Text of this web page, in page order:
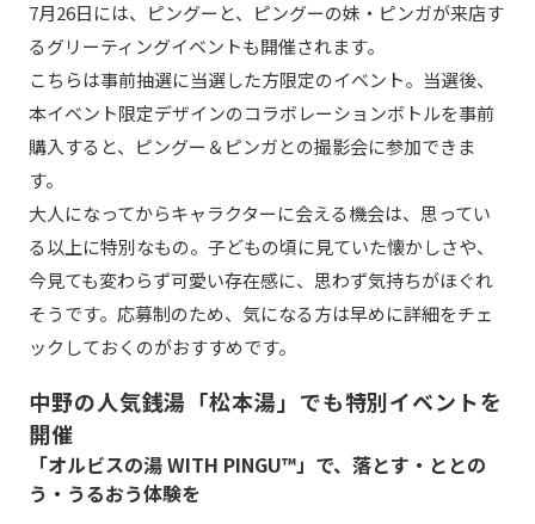
7月26日には、ピングーと、ピングーの妹・ピンガが来店す
るグリーティングイベントも開催されます。
こちらは事前抽選に当選した方限定のイベント。当選後、
本イベント限定デザインのコラボレーションボトルを事前
購入すると、ピングー＆ピンガとの撮影会に参加できま
す。
大人になってからキャラクターに会える機会は、思ってい
る以上に特別なもの。子どもの頃に見ていた懐かしさや、
今見ても変わらず可愛い存在感に、思わず気持ちがほぐれ
そうです。応募制のため、気になる方は早めに詳細をチェ
ックしておくのがおすすめです。
中野の人気銭湯「松本湯」でも特別イベントを
開催
「オルビスの湯 WITH PINGU™」で、落とす・ととの
う・うるおう体験を